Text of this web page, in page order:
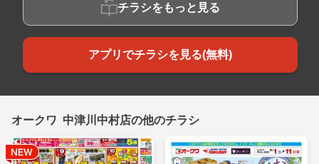
チラシをもっと見る
アプリでチラシを見る(無料)
オークワ 中津川中村店の他のチラシ